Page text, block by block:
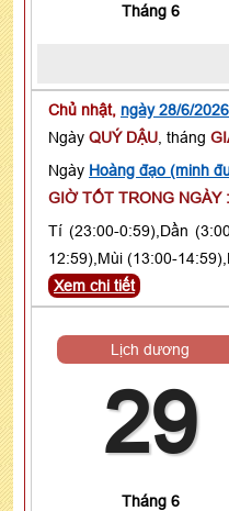
Tháng 6
Chủ nhật, ngày 28/6/2026
Ngày QUÝ DẬU , tháng
Ngày Hoàng đạo (minh
GIỜ TỐT TRONG NGÀY :
Tí (23:00-0:59),Dần
12:59),Mùi (13:00-
Xem chi tiết
Lịch dương
29
Tháng 6